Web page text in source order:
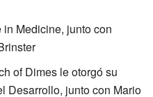
Medicine, junto con
of Dimes le otorgó su
Desarrollo, junto con Mario